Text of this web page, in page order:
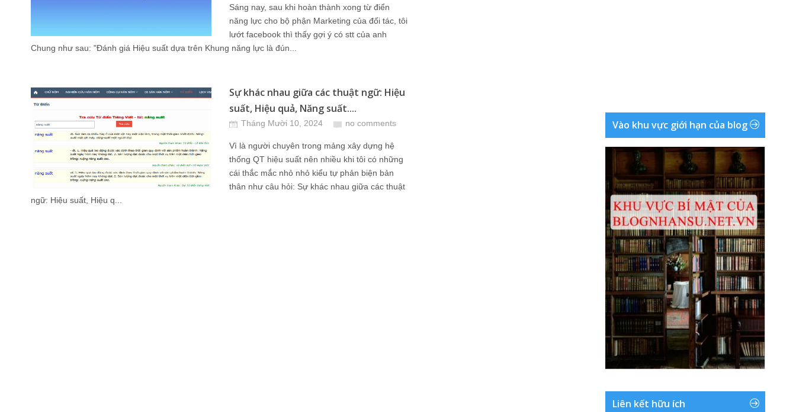
Sáng nay, sau khi hoàn thành xong từ điển
năng lực cho bộ phận Marketing của đối tác, tôi
lướt facebook thì thấy gợi ý có stt của anh
Chung như sau: "Đánh giá Hiệu suất dựa trên Khung năng lực là đún...
Sự khác nhau giữa các thuật ngữ: Hiệu
suất, Hiệu quả, Năng suất....
Tháng Mười 10, 2024 no comments
Vì là người chuyên trong mảng xây dựng hệ
thống QT hiệu suất nên nhiều khi tôi có những
cái thắc mắc nhỏ nhỏ kiểu tự phản biện bản
thân như câu hỏi: Sự khác nhau giữa các thuật
ngữ: Hiệu suất, Hiệu q...
Vào khu vực giới hạn của blog
Liên kết hữu ích